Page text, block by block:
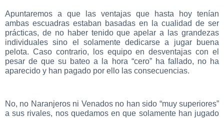
Apuntaremos a que las ventajas que hasta hoy tenían
ambas escuadras estaban basadas en la cualidad de ser
prácticas, de no haber tenido que apelar a las grandezas
individuales sino el solamente dedicarse a jugar buena
pelota. Caso contrario, los equipo en desventajas con el
pesar de que su bateo a la hora “cero” ha fallado, no ha
aparecido y han pagado por ello las consecuencias.
No, no Naranjeros ni Venados no han sido “muy superiores”
a sus rivales, nos quedamos en que solamente han jugado